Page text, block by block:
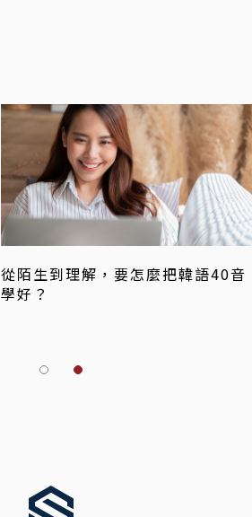
從陌生到理解，要怎麼把韓語40音
學好？